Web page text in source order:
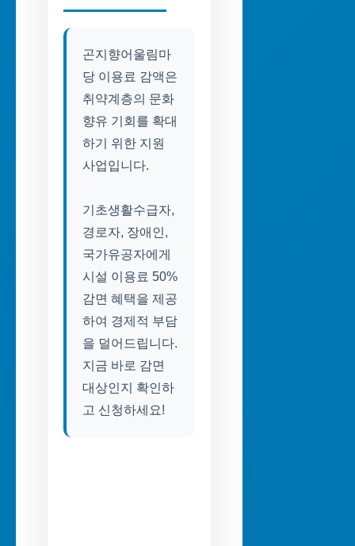
곤지향어울림마
당 이용료 감액은
취약계층의 문화
향유 기회를 확대
하기 위한 지원
사업입니다.
기초생활수급자,
경로자, 장애인,
국가유공자에게
시설 이용료 50%
감면 혜택을 제공
하여 경제적 부담
을 덜어드립니다.
지금 바로 감면
대상인지 확인하
고 신청하세요!